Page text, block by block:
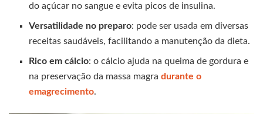
do açúcar no sangue e evita picos de insulina.
Versatilidade no preparo: pode ser usada em diversas
receitas saudáveis, facilitando a manutenção da dieta.
Rico em cálcio: o cálcio ajuda na queima de gordura e
na preservação da massa magradurante o
emagrecimento.